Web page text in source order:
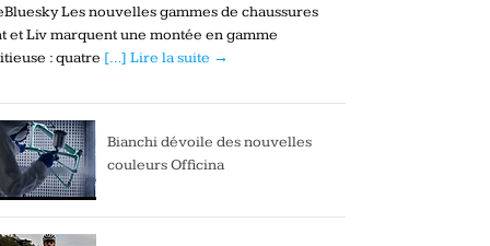
Les nouvelles gammes de chaussures
et Liv marquent une montée en gamme
: quatre […] Lire la suite →
Bianchi dévoile des nouvelles
couleurs Officina